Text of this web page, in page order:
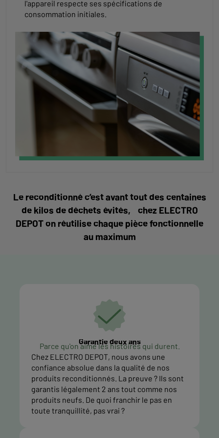
l'appareil respecte ses spécifications de
consommation initiales.
Le reconditionné c’est avant tout des centaines
de kilos de déchets évités, chez ELECTRO
DEPOT on réutilise chaque pièce fonctionnelle
au maximum
Garantie deux ans
Parce qu'on aime les histoires qui durent.
Chez ELECTRO DEPOT, nous avons une
confiance absolue dans la qualité de nos
produits reconditionnés. La preuve ? Ils sont
garantis légalement 2 ans tout comme nos
produits neufs. De quoi franchir le pas en
toute tranquillité, pas vrai ?